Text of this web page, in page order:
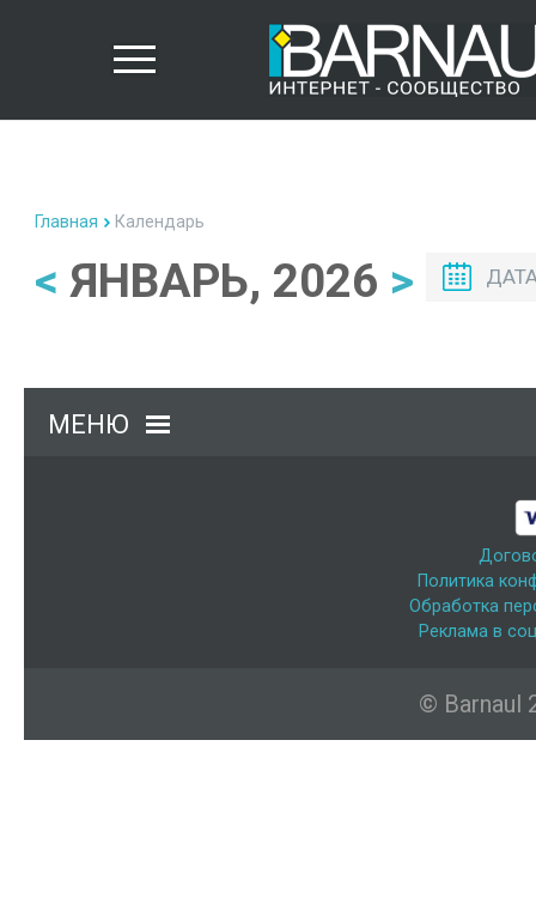
Главная Календарь
<ЯНВАРЬ, 2026 >
МЕНЮ
Политика
Обработка
Реклама в
© Barnaul